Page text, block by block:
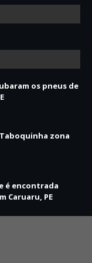
os pneus de
zona
é encontrada
Caruaru, PE